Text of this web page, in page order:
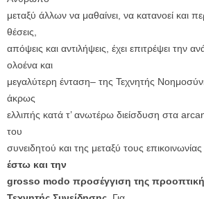
μεταξύ άλλων να μαθαίνει, να κατανοεί και
θέσεις,
απόψεις και αντιλήψεις, έχει επιτρέψει την
ολοένα και
μεγαλύτερη ένταση– της Τεχνητής
άκρως
ελλιπής κατά τ’ ανωτέρω διείσδυση στα
του
συνειδητού και της μεταξύ τους επικοινωνίας
έστω και την
grosso modo προσέγγιση της